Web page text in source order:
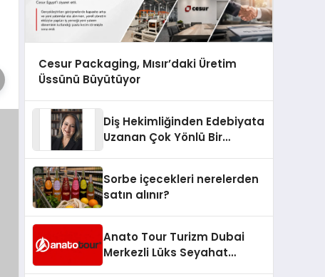
Cesur Packaging, Mısır’daki Üretim
Üssünü Büyütüyor
Diş Hekimliğinden Edebiyata
Uzanan Çok Yönlü Bir
Sorbe içecekleri nerelerden
satın alınır?
Anato Tour Turizm Dubai
Merkezli Lüks Seyahat